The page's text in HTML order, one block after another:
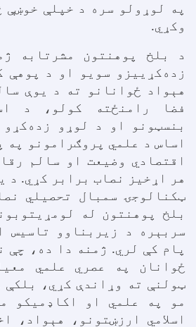
په لوړولو سره د خپلې خوښې
وکړي.
د بلخ پوهنتون مشرتابه
زده‌کړیيزو سویو او د پوهې
هېواد ځوانانو ته د يوې
فضا رامنځته کولو، د
بنسټونو او د لوړو
اساس د علمي پروګرامونو په
اقتصادي وضیعت او سالم
هر اړخیز نصاب برابر کړي. د
ټکنالوجۍ سمبال تحصيلي
بلخ پوهنتون له
سربېره د زیربناوو تاسيس
پام کې لري. ژمنه دا ده، چې
ځوانان په عصري علمي
ټولنې ته وړاندې کړي، بلکې
مو په علمي او اکاډمیکو
اسلامي ارزښتونو، هېواد،